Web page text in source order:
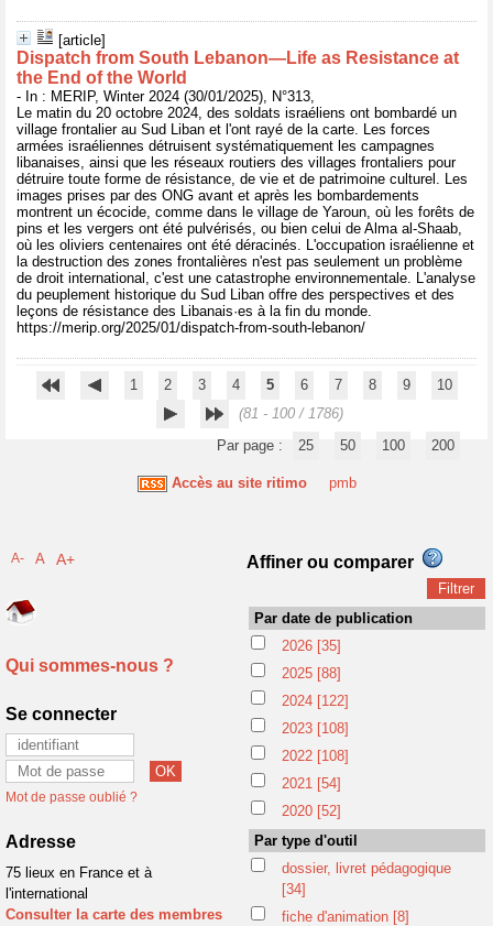
[article]
Dispatch from South Lebanon—Life as Resistance at
the End of the World
- In : MERIP, Winter 2024 (30/01/2025), N°313,
Le matin du 20 octobre 2024, des soldats israéliens ont bombardé un
village frontalier au Sud Liban et l'ont rayé de la carte. Les forces
armées israéliennes détruisent systématiquement les campagnes
libanaises, ainsi que les réseaux routiers des villages frontaliers pour
détruire toute forme de résistance, de vie et de patrimoine culturel. Les
images prises par des ONG avant et après les bombardements
montrent un écocide, comme dans le village de Yaroun, où les forêts de
pins et les vergers ont été pulvérisés, ou bien celui de Alma al-Shaab,
où les oliviers centenaires ont été déracinés. L'occupation israélienne et
la destruction des zones frontalières n'est pas seulement un problème
de droit international, c'est une catastrophe environnementale. L'analyse
du peuplement historique du Sud Liban offre des perspectives et des
leçons de résistance des Libanais·es à la fin du monde.
https://merip.org/2025/01/dispatch-from-south-lebanon/
1 2 3 4 5 6 7 8 9
10
(81 - 100 / 1786)
Par page :
25 50 100 200
Accès au site ritimo pmb
A- A A+
Qui sommes-nous ?
Se connecter
Mot de passe oublié ?
Adresse
75 lieux en France et à
l'international
Consulter la carte des membres
Affiner ou comparer
Par date de publication
2026 [35]
2025 [88]
2024 [122]
2023 [108]
2022 [108]
2021 [54]
2020 [52]
Par type d'outil
dossier, livret pédagogique
[34]
fiche d'animation [8]